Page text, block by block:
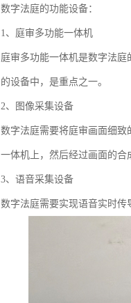
数字法庭的功能设备：
1、庭审多功能一体机
庭审多功能一体机是数字法
的设备中，是重点之一。
2、图像采集设备
数字法庭需要将庭审画面细
一体机上，然后经过画面的合
3、语音采集设备
数字法庭需要实现语音实时传